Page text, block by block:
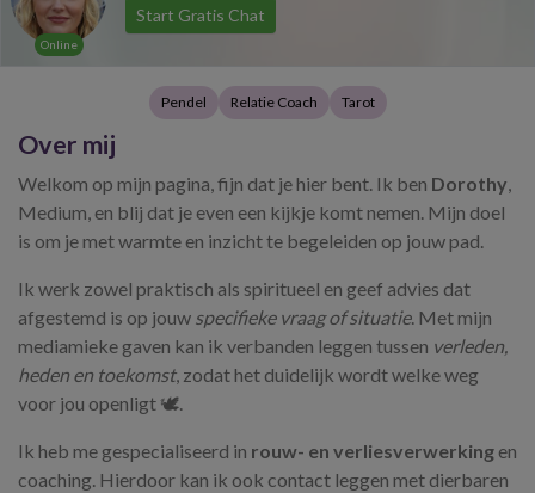
Online
Start Gratis Chat
Pendel Relatie Coach Tarot
Over mij
Welkom op mijn pagina, fijn dat je hier bent. Ik ben Dorothy,
Medium, en blij dat je even een kijkje komt nemen. Mijn doel
is om je met warmte en inzicht te begeleiden op jouw pad.
Ik werk zowel praktisch als spiritueel en geef advies dat
afgestemd is op jouw specifieke vraag of situatie. Met mijn
mediamieke gaven kan ik verbanden leggen tussen verleden,
heden en toekomst, zodat het duidelijk wordt welke weg
voor jou openligt 🕊️.
Ik heb me gespecialiseerd in rouw- en verliesverwerking en
coaching. Hierdoor kan ik ook contact leggen met dierbaren